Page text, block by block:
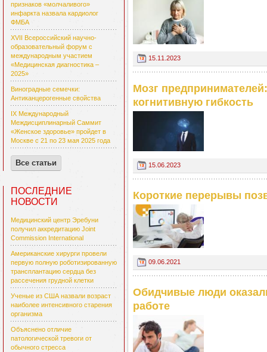
признаков «молчаливого»
инфаркта назвала кардиолог
ФМБА
XVII Всероссийский научно-
образовательный форум с
международным участием
«Медицинская диагностика –
2025»
Виноградные семечки:
Антиканцерогенные свойства
IX Международный
Междисциплинарный Саммит
«Женское здоровье» пройдет в
Москве с 21 по 23 мая 2025 года
Все статьи
ПОСЛЕДНИЕ
НОВОСТИ
Медицинский центр Эребуни
получил аккредитацию Joint
Commission International
Американские хирурги провели
первую полную роботизированную
трансплантацию сердца без
рассечения грудной клетки
Ученые из США назвали возраст
наиболее интенсивного старения
организма
Объяснено отличие
патологической тревоги от
обычного стресса
15.11.2023
Мозг
когнитивную гибкость
15.06.2023
Короткие перерывы
09.06.2021
Обидчивые люди
работе